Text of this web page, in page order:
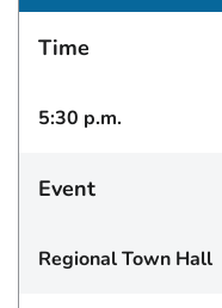
Time
5:30 p.m.
Event
Regional Town Hall